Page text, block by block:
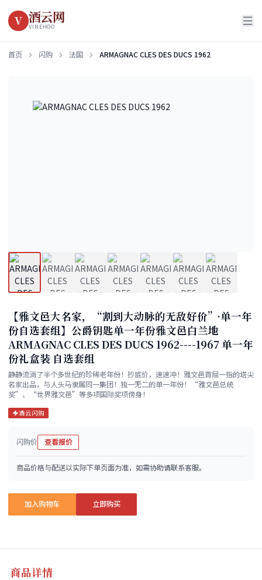
V 酒云网
VINEHOO
首页 闪购 法国 ARMAGNAC CLES DES DUCS 1962
【雅文邑大名家，“割到大动脉的无敌好价”·单一年
份自选套组】公爵钥匙单一年份雅文邑白兰地
ARMAGNAC CLES DES DUCS 1962----1967 单一年
份礼盒装 自选套组
静静流淌了半个多世纪的珍稀老年份！抄底价，速速冲！雅文邑首屈一指的塔尖
名家出品，与人头马隶属同一集团！独一无二的单一年份！“雅文邑总统
奖”、“世界雅文邑”等多项国际奖项傍身！
酒云闪购
闪购价 查看报价
商品价格与配送以实际下单页面为准，如需协助请联系客服。
加入购物车 立即购买
商品详情